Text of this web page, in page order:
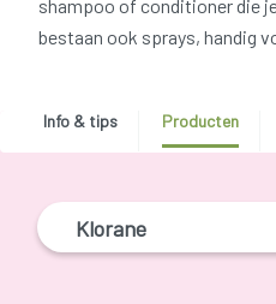
shampoo of conditioner die
bestaan ook sprays, handig
Info & tips Producten
Klorane